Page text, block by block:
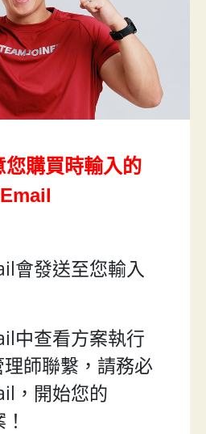
您購買時輸入的
Email
會發送至您輸入
中查看方案執行
師聯繫，請務必
，開始您的